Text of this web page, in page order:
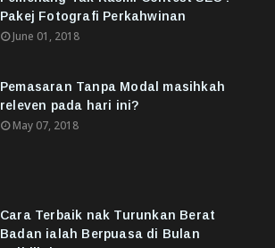
Pakej Fotografi Perkahwinan
June 01, 2018
Pemasaran Tanpa Modal masihkah
releven pada hari ini?
May 07, 2018
Cara Terbaik nak Turunkan Berat
Badan ialah Berpuasa di Bulan